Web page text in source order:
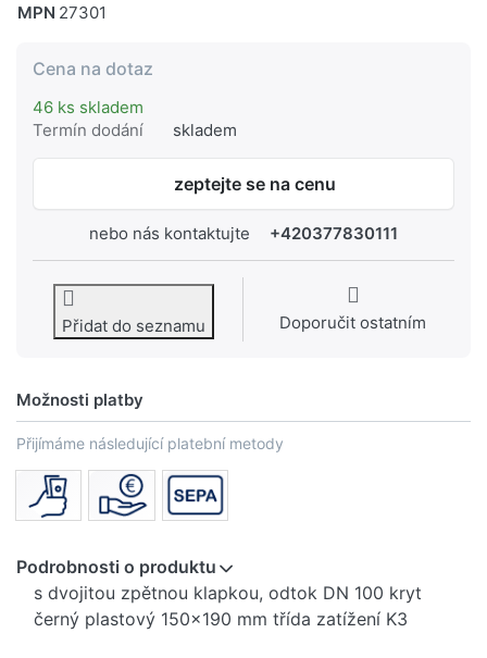
MPN 27301
Cena na dotaz
46 ks skladem
Termín dodání
skladem
zeptejte se na cenu
nebo nás kontaktujte +420377830111
Přidat do seznamu Doporučit ostatním
Možnosti platby
Přijímáme následující platební metody
Podrobnosti o produktu
s dvojitou zpětnou klapkou, odtok DN 100 kryt
černý plastový 150x190 mm třída zatížení K3